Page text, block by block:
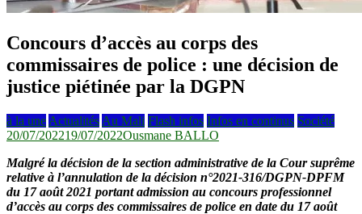
Concours d’accès au corps des
commissaires de police : une décision de
justice piétinée par la DGPN
à la une Actualités Au Mali Flash infos Infos en continus Société
20/07/202219/07/2022Ousmane BALLO
Malgré la décision de la section administrative de la Cour suprême
relative à l’annulation de la décision n°2021-316/DGPN-DPFM
du 17 août 2021 portant admission au concours professionnel
d’accès au corps des commissaires de police en date du 17 août